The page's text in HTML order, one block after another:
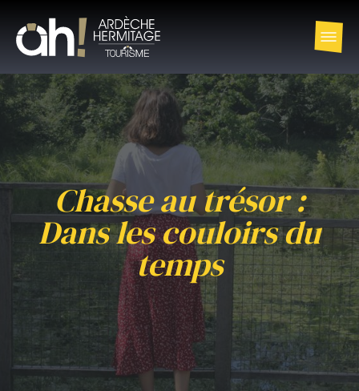
Chasse au trésor :
Dans les couloirs du
temps